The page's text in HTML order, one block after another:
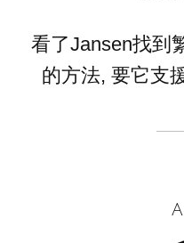
看了Jansen找到
的方法, 要它支